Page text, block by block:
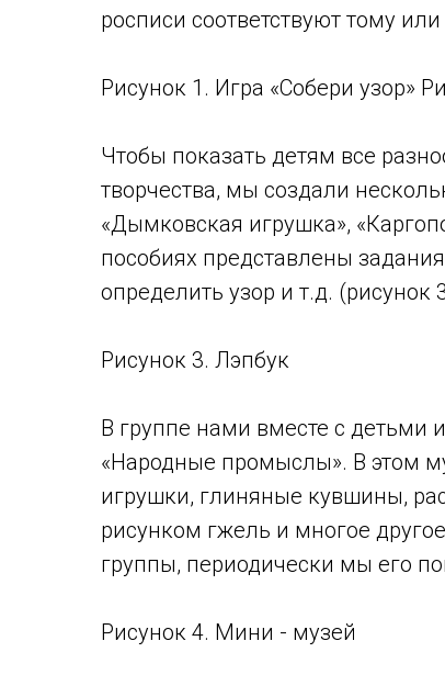
росписи соответствуют тому
Рисунок 1. Игра «Собери узор»
Чтобы показать детям все
творчества, мы создали
«Дымковская игрушка»,
пособиях представлены
определить узор и т.д. (рисунок
Рисунок 3. Лэпбук
В группе нами вместе с детьми
«Народные промыслы». В этом
игрушки, глиняные кувшины,
рисунком гжель и многое
группы, периодически мы его
Рисунок 4. Мини - музей